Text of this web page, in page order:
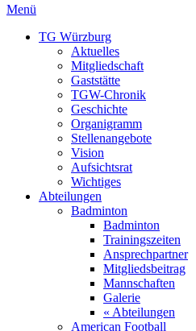
Menü
TG Würzburg
Aktuelles
Mitgliedschaft
Gaststätte
TGW-Chronik
Geschichte
Organigramm
Stellenangebote
Vision
Aufsichtsrat
Wichtiges
Abteilungen
Badminton
Badminton
Trainingszeiten
Ansprechpartner
Mitgliedsbeitrag
Mannschaften
Galerie
« Abteilungen
American Football